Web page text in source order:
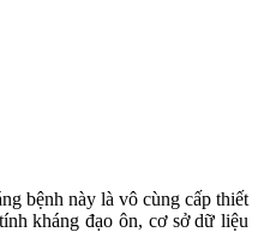
bệnh này là vô cùng cấp thiết
kháng đạo ôn, cơ sở dữ liệu